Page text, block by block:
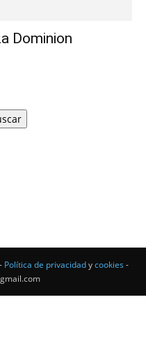
Dominion
- Política de privacidadycookies -